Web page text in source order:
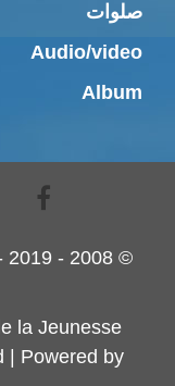
صلوات
Audio/video
Album
la Jeunesse
| Powered by